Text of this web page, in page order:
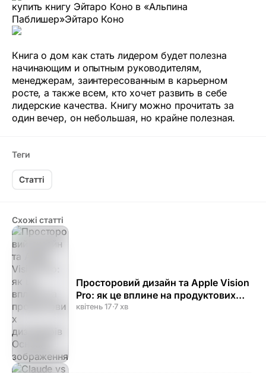
купить книгу Эйтаро Коно в «Альпина
Паблишер»Эйтаро Коно
Книга о дом как стать лидером будет полезна
начинающим и опытным руководителям,
менеджерам, заинтересованным в карьерном
росте, а также всем, кто хочет развить в себе
лидерские качества. Книгу можно прочитать за
один вечер, он небольшая, но крайне полезная.
Теги
Статті
Схожі статті
Просторовий дизайн та Apple Vision
Pro: як це вплине на продуктових
дизайнерів
квітень 17·7 хв